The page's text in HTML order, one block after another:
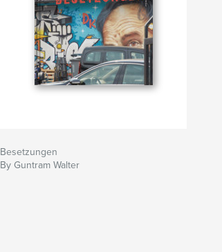
Besetzungen
By Guntram Walter